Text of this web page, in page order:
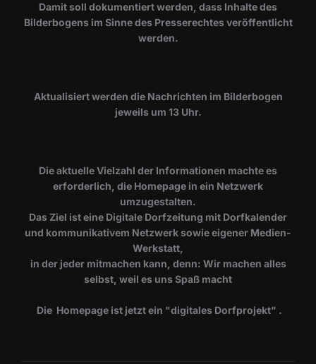
Damit soll dokumentiert werden, dass Inhalte des
Bilderbogens im Sinne des Presserechtes veröffentlicht
werden.
​Aktualisiert werden die Nachrichten im Bilderbogen
jeweils um 13 Uhr.
Die aktuelle Vielzahl der Informationen machte es
erforderlich, die Homepage in ein Netzwerk
umzugestalten.
Das Ziel ist eine Digitale Dorfzeitung mit Dorfkalender
und kommunikativem Netzwerk sowie eigener Medien-
Werkstatt,
in der jeder mitmachen kann, denn: Wir machen alles
selbst, weil es uns Spaß macht
Die Homepage ist jetzt ein "digitales Dorfprojekt" .